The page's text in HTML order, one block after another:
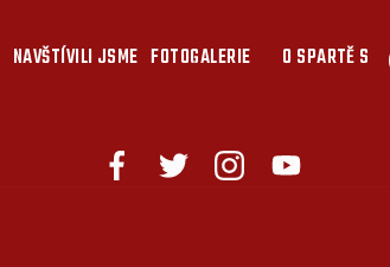
NAVŠTÍVILI JSME FOTOGALERIE O SPARTĚ S